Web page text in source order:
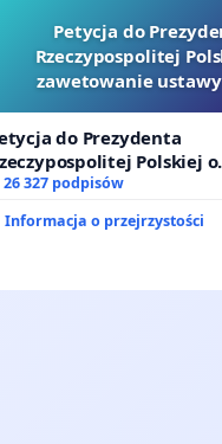
Petycja do
Rzeczypospolitej
zawetowanie
do Prezydenta
Polskiej o
zawetowanie ustawy „Lex
26 327 podpisów
Informacja o przejrzystości